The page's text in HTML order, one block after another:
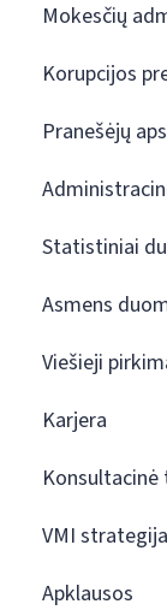
Mokesčių
Korupcijos
Pranešėjų
Statistiniai
Asmens
Viešieji
Karjera
Konsultacinė
VMI strategija
Apklausos